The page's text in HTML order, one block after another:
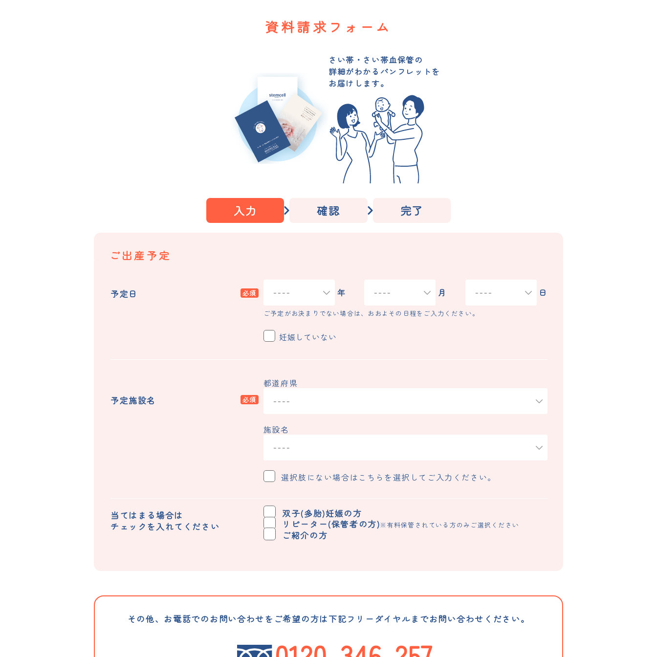
資料請求フォーム
さい帯・さい帯血保管の
詳細がわかるパンフレットを
お届けします。
入力 確認 完了
ご出産予定
予定日 年 月 日
ご予定がお決まりでない場合は、おおよその日程をご入力ください。
妊娠していない
予定施設名
都道府県
施設名
選択肢にない場合はこちらを選択してご入力ください。
当てはまる場合は
チェックを入れてください
双子(多胎)妊娠の方
リピーター(保管者の方)※有料保管されている方のみご選択ください
ご紹介の方
その他、お電話でのお問い合わせをご希望の方は下記フリーダイヤルまでお問い合わせください。